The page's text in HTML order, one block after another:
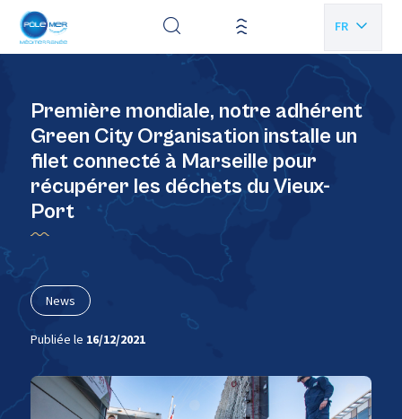
FR
Première mondiale, notre adhérent
Green City Organisation installe un
filet connecté à Marseille pour
récupérer les déchets du Vieux-
Port
News
Publiée le 16/12/2021
Panneau de gestion des cookies